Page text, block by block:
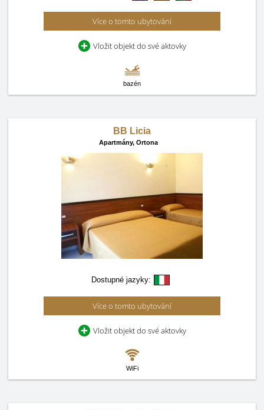
Více o tomto ubytování
Vložit objekt do své aktovky
bazén
BB Licia
Apartmány, Ortona
Dostupné jazyky:
Více o tomto ubytování
Vložit objekt do své aktovky
WiFi